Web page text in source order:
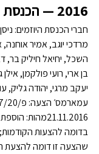
2016 — הכנסת ה־20
חברי הכנסת היוזמים:
מרדכי יוגב, אמיר
השכל, יחיאל חיליק בר,
בן ארי, רועי פולקמן,
יעקב מרגי, יהודה גליק,
בדומה להצעות